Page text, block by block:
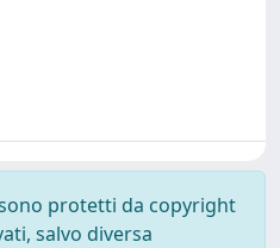
protetti da copyright
salvo diversa